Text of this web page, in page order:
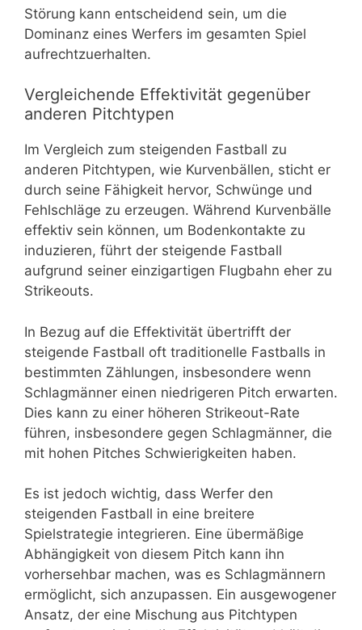
Störung kann entscheidend sein, um die
Dominanz eines Werfers im gesamten Spiel
aufrechtzuerhalten.
Vergleichende Effektivität gegenüber
anderen Pitchtypen
Im Vergleich zum steigenden Fastball zu
anderen Pitchtypen, wie Kurvenbällen, sticht er
durch seine Fähigkeit hervor, Schwünge und
Fehlschläge zu erzeugen. Während Kurvenbälle
effektiv sein können, um Bodenkontakte zu
induzieren, führt der steigende Fastball
aufgrund seiner einzigartigen Flugbahn eher zu
Strikeouts.
In Bezug auf die Effektivität übertrifft der
steigende Fastball oft traditionelle Fastballs in
bestimmten Zählungen, insbesondere wenn
Schlagmänner einen niedrigeren Pitch erwarten.
Dies kann zu einer höheren Strikeout-Rate
führen, insbesondere gegen Schlagmänner, die
mit hohen Pitches Schwierigkeiten haben.
Es ist jedoch wichtig, dass Werfer den
steigenden Fastball in eine breitere
Spielstrategie integrieren. Eine übermäßige
Abhängigkeit von diesem Pitch kann ihn
vorhersehbar machen, was es Schlagmännern
ermöglicht, sich anzupassen. Ein ausgewogener
Ansatz, der eine Mischung aus Pitchtypen